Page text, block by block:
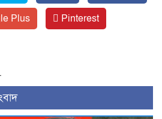
Plus
Pinterest